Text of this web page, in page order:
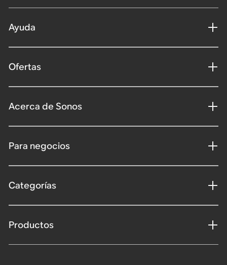
Ayuda
Ofertas
Acerca de Sonos
Para negocios
Categorías
Productos